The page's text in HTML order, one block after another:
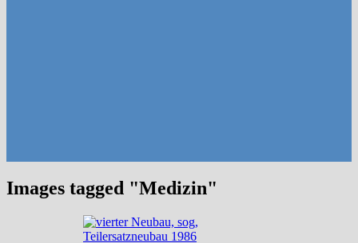
Images tagged "Medizin"